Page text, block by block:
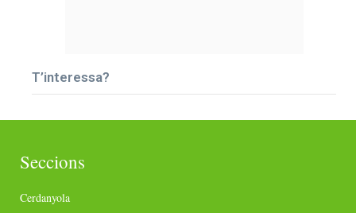
T’interessa?
Seccions
Cerdanyola